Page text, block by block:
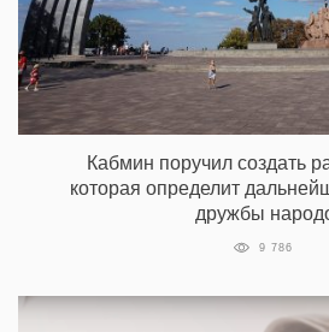
Кабмин поручил создать
которая определит
дружбы
9 786